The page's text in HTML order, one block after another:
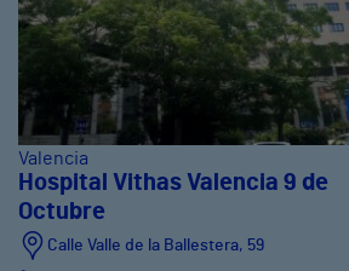
Valencia
Hospital Vithas Valencia 9 de
Octubre
Calle Valle de la Ballestera, 59